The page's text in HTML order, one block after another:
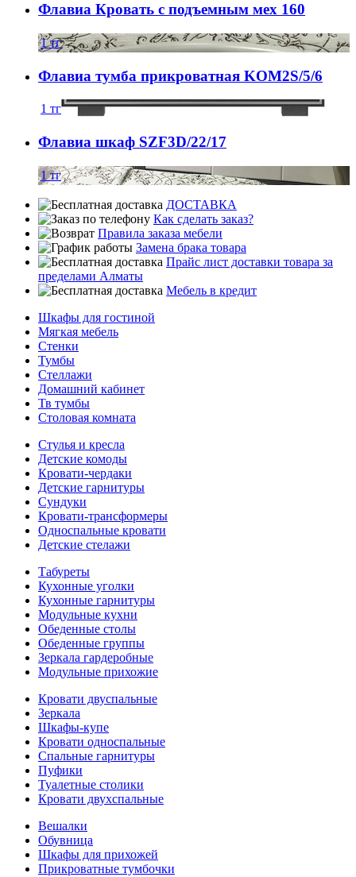
Флавиа Кровать с подъемным мех 160
1тг
Флавиа тумба прикроватная KOM2S/5/6
1 тг
Флавиа шкаф SZF3D/22/17
1тг
ДОСТАВКА
Как сделать заказ?
Правила заказа мебели
Замена брака товара
Прайс лист доставки товара за
пределами Алматы
Мебель в кредит
Шкафы для гостиной
Мягкая мебель
Стенки
Тумбы
Стеллажи
Домашний кабинет
Тв тумбы
Столовая комната
Стулья и кресла
Детские комоды
Кровати-чердаки
Детские гарнитуры
Сундуки
Кровати-трансформеры
Односпальные кровати
Детские стелажи
Табуреты
Кухонные уголки
Кухонные гарнитуры
Модульные кухни
Обеденные столы
Обеденные группы
Зеркала гардеробные
Модульные прихожие
Кровати двуспальные
Зеркала
Шкафы-купе
Кровати односпальные
Спальные гарнитуры
Пуфики
Туалетные столики
Кровати двухспальные
Вешалки
Обувница
Шкафы для прихожей
Прикроватные тумбочки